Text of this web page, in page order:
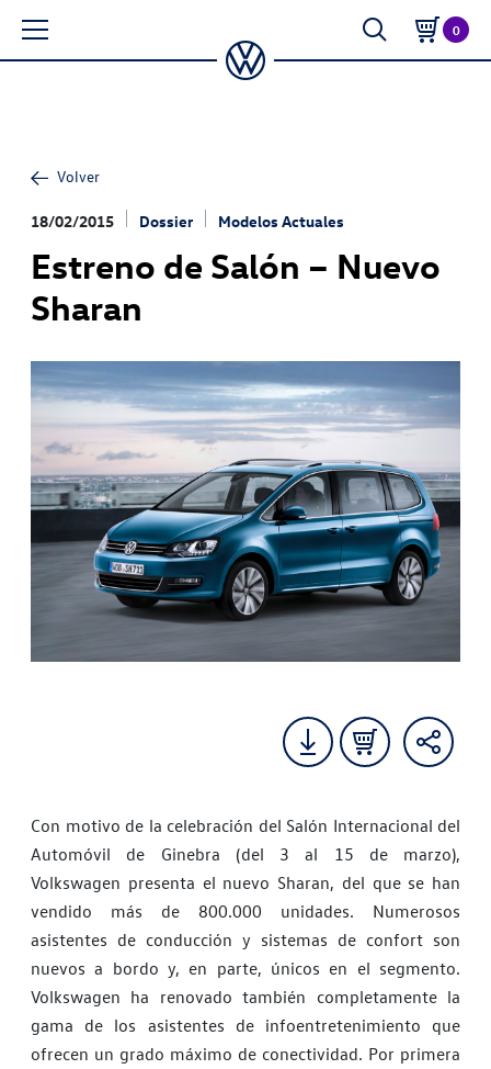
0
Volver
18/02/2015 Dossier Modelos Actuales
Estreno de Salón – Nuevo
Sharan
Con motivo de la celebración del Salón Internacional del
Automóvil de Ginebra (del 3 al 15 de marzo),
Volkswagen presenta el nuevo Sharan, del que se han
vendido más de 800.000 unidades. Numerosos
asistentes de conducción y sistemas de confort son
nuevos a bordo y, en parte, únicos en el segmento.
Volkswagen ha renovado también completamente la
gama de los asistentes de infoentretenimiento que
ofrecen un grado máximo de conectividad. Por primera